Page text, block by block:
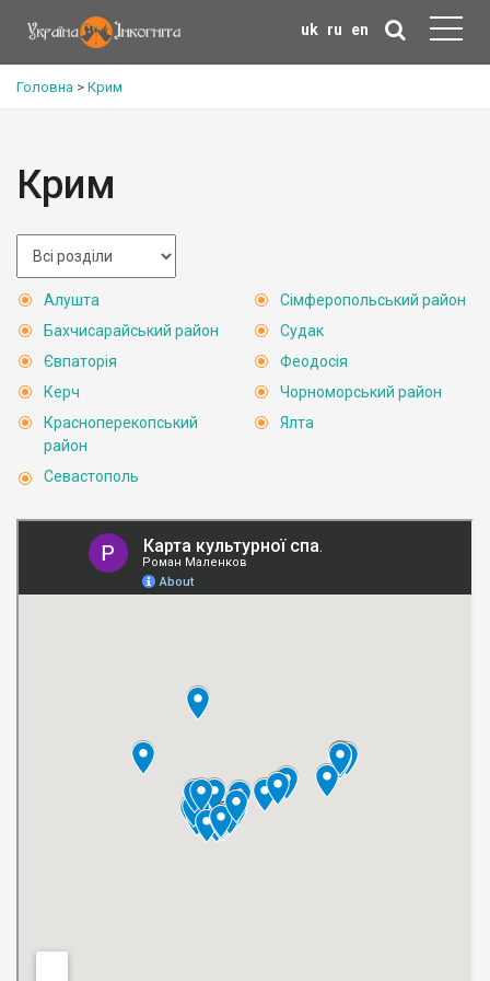
uk ru en
Головна > Крим
Крим
Алушта
Бахчисарайський район
Євпаторія
Керч
Красноперекопський
район
Севастополь
Сімферопольський район
Судак
Феодосія
Чорноморський район
Ялта